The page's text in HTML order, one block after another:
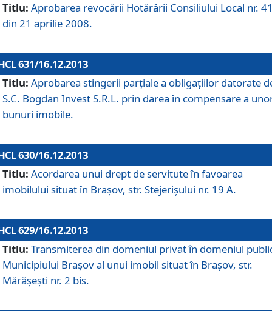
Titlu: Aprobarea revocării Hotărârii Consiliului Local nr.
din 21 aprilie 2008.
631/16.12.2013
Titlu: Aprobarea stingerii parţiale a obligaţiilor datorate
S.C. Bogdan Invest S.R.L. prin darea în compensare a
bunuri imobile.
630/16.12.2013
Titlu: Acordarea unui drept de servitute în favoarea
imobilului situat în Braşov, str. Stejerişului nr. 19 A.
629/16.12.2013
Titlu: Transmiterea din domeniul privat în domeniul
Municipiului Braşov al unui imobil situat în Braşov, str.
Mărăşeşti nr. 2 bis.